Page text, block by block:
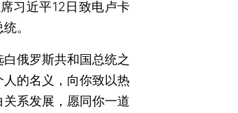
习近平12日致电卢卡
。
俄罗斯共和国总统之
的名义，向你致以热
系发展，愿同你一道